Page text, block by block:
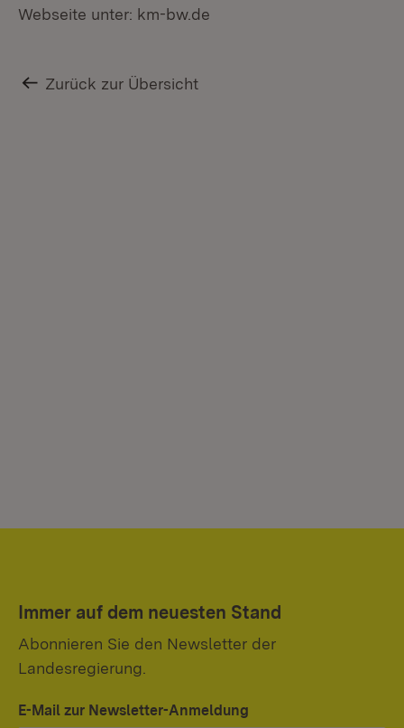
Webseite unter: km-bw.de
Zurück zur Übersicht
Immer auf dem neuesten Stand
Abonnieren Sie den Newsletter der
Landesregierung.
E-Mail zur Newsletter-Anmeldung